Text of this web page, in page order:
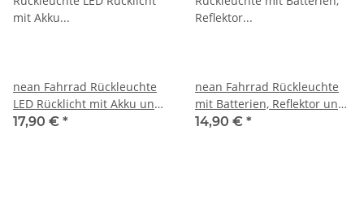
nean Fahrrad Rückleuchte
LED Rücklicht mit Akku und
StVZO Zulassung, 4 Candela
17,90 € *
nean Fahrrad Rückleuchte
mit Batterien, Reflektor und
StVZO-Zulassung, 7 Candela
14,90 € *